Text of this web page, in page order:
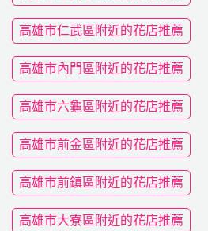
高雄市仁武區附近的花店推薦
高雄市內門區附近的花店推薦
高雄市六龜區附近的花店推薦
高雄市前金區附近的花店推薦
高雄市前鎮區附近的花店推薦
高雄市大寮區附近的花店推薦